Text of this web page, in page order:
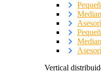
Vertical